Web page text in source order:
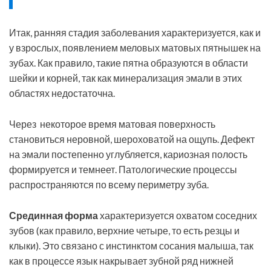
Итак, ранняя стадия заболевания характеризуется, как и
у взрослых, появлением меловых матовых пятнышек на
зубах. Как правило, такие пятна образуются в области
шейки и корней, так как минерализация эмали в этих
областях недостаточна.
Через некоторое время матовая поверхность
становиться неровной, шероховатой на ощупь. Дефект
на эмали постепенно углубляется, кариозная полость
формируется и темнеет. Патологические процессы
распространяются по всему периметру зуба.
Срединная формахарактеризуется охватом соседних
зубов (как правило, верхние четыре, то есть резцы и
клыки). Это связано с инстинктом сосания малыша, так
как в процессе язык накрывает зубной ряд нижней